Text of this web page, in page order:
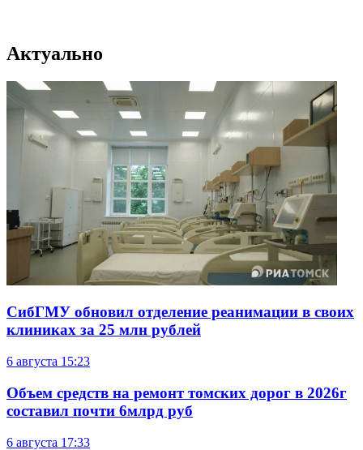
Актуально
СибГМУ обновил отделение реанимации в своих
клиниках за 25 млн рублей
6 августа 15:23
Объем средств на ремонт томских дорог в 2026г
составил почти 6млрд руб
6 августа 17:33